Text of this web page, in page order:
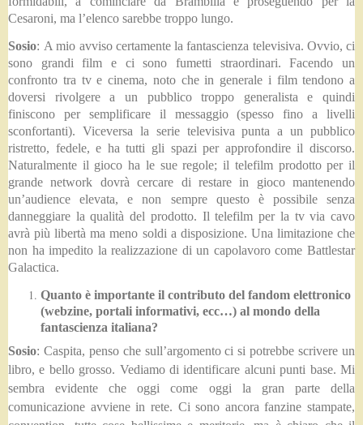
Cesaroni, ma l’elenco sarebbe troppo lungo.
Sosio: A mio avviso certamente la fantascienza televisiva. Ovvio, ci
sono grandi film e ci sono fumetti straordinari. Facendo un
confronto tra tv e cinema, noto che in generale i film tendono a
doversi rivolgere a un pubblico troppo generalista e quindi
finiscono per semplificare il messaggio (spesso fino a livelli
sconfortanti). Viceversa la serie televisiva punta a un pubblico
ristretto, fedele, e ha tutti gli spazi per approfondire il discorso.
Naturalmente il gioco ha le sue regole; il telefilm prodotto per il
grande network dovrà cercare di restare in gioco mantenendo
un’audience elevata, e non sempre questo è possibile senza
danneggiare la qualità del prodotto. Il telefilm per la tv via cavo
avrà più libertà ma meno soldi a disposizione. Una limitazione che
non ha impedito la realizzazione di un capolavoro come Battlestar
Galactica.
Quanto è importante il contributo del fandom elettronico
(webzine, portali informativi, ecc…) al mondo della
fantascienza italiana?
Sosio: Caspita, penso che sull’argomento ci si potrebbe scrivere un
libro, e bello grosso. Vediamo di identificare alcuni punti base. Mi
sembra evidente che oggi come oggi la gran parte della
comunicazione avviene in rete. Ci sono ancora fanzine stampate,